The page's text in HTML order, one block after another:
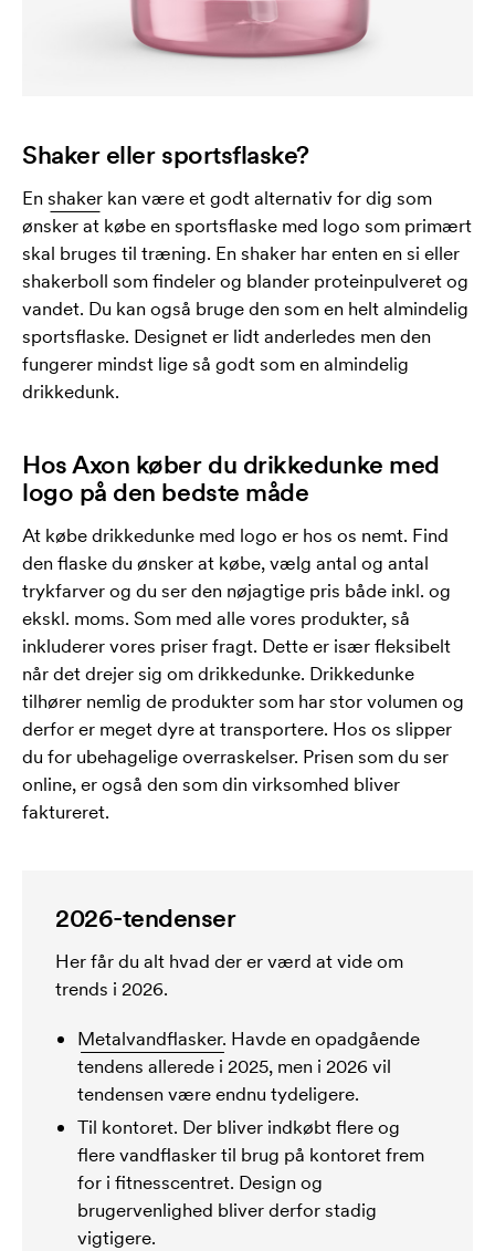
Shaker eller sportsflaske?
Enshaker kan være et godt alternativ for dig som
ønsker at købe en sportsflaske med logo som primært
skal bruges til træning. En shaker har enten en si eller
shakerboll som findeler og blander proteinpulveret og
vandet. Du kan også bruge den som en helt almindelig
sportsflaske. Designet er lidt anderledes men den
fungerer mindst lige så godt som en almindelig
drikkedunk.
Hos Axon køber du drikkedunke med
logo på den bedste måde
At købe drikkedunke med logo er hos os nemt. Find
den flaske du ønsker at købe, vælg antal og antal
trykfarver og du ser den nøjagtige pris både inkl. og
ekskl. moms. Som med alle vores produkter, så
inkluderer vores priser fragt. Dette er især fleksibelt
når det drejer sig om drikkedunke. Drikkedunke
tilhører nemlig de produkter som har stor volumen og
derfor er meget dyre at transportere. Hos os slipper
du for ubehagelige overraskelser. Prisen som du ser
online, er også den som din virksomhed bliver
faktureret.
2026-tendenser
Her får du alt hvad der er værd at vide om
trends i 2026.
Metalvandflasker. Havde en opadgående
tendens allerede i 2025, men i 2026 vil
tendensen være endnu tydeligere.
Til kontoret. Der bliver indkøbt flere og
flere vandflasker til brug på kontoret frem
for i fitnesscentret. Design og
brugervenlighed bliver derfor stadig
vigtigere.